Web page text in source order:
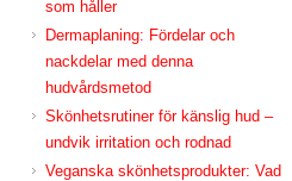
som håller
Dermaplaning: Fördelar och
nackdelar med denna
hudvårdsmetod
Skönhetsrutiner för känslig hud –
undvik irritation och rodnad
Veganska skönhetsprodukter: Vad